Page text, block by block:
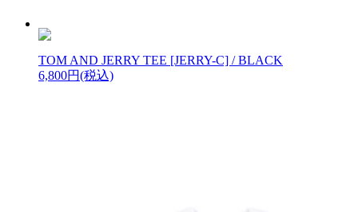
TOM AND JERRY TEE [JERRY-C] / BLACK
6,800円(税込)